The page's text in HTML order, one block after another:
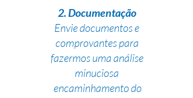
2. Documentação
Envie documentos e
comprovantes para
fazermos uma análise
minuciosa
encaminhamento do